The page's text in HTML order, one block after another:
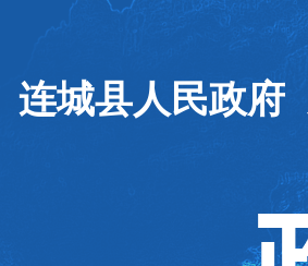
连城县人民政府